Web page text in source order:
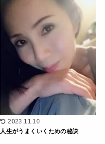
2023.11.10
人生がうまくいくための秘訣